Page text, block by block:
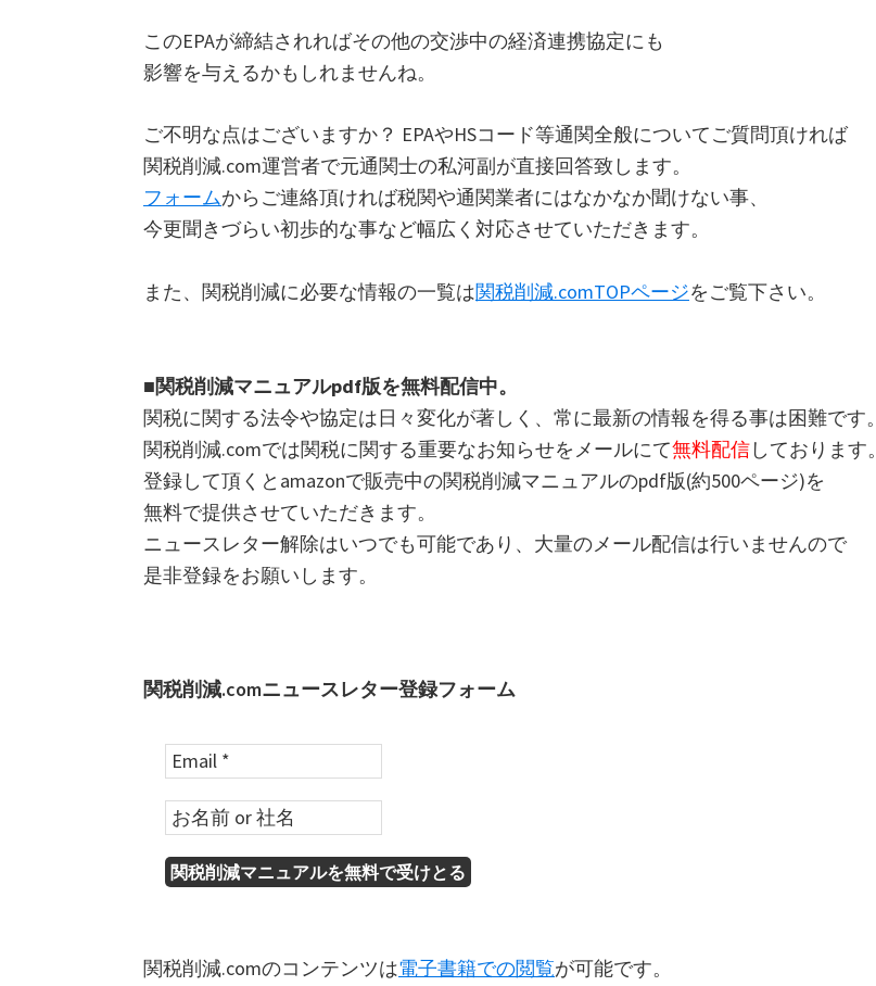
このEPAが締結されればその他の交渉中の経済連携協定にも
影響を与えるかもしれませんね。
ご不明な点はございますか？ EPAやHSコード等通関全般についてご質問頂ければ
関税削減.com運営者で元通関士の私河副が直接回答致します。
フォームからご連絡頂ければ税関や通関業者にはなかなか聞けない事、
今更聞きづらい初歩的な事など幅広く対応させていただきます。
また、関税削減に必要な情報の一覧は関税削減.comTOPページをご覧下さい。
■関税削減マニュアルpdf版を無料配信中。
関税に関する法令や協定は日々変化が著しく、常に最新の情報を得る事は困難です。
関税削減.comでは関税に関する重要なお知らせをメールにて無料配信しております。
登録して頂くとamazonで販売中の関税削減マニュアルのpdf版(約500ページ)を
無料で提供させていただきます。
ニュースレター解除はいつでも可能であり、大量のメール配信は行いませんので
是非登録をお願いします。
関税削減.comニュースレター登録フォーム
関税削減.comのコンテンツは電子書籍での閲覧が可能です。